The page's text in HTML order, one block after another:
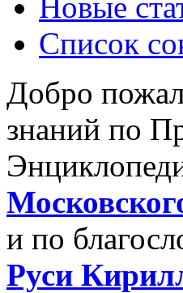
Список
Добро
знаний по
и по
Руси